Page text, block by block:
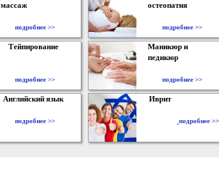
массаж
подробнее >>
остеопатия
подробнее >>
Тейпирование
подробнее >>
Маникюр и
педикюр
подробнее >>
Английский язык
подробнее >>
Иврит
подробнее >>